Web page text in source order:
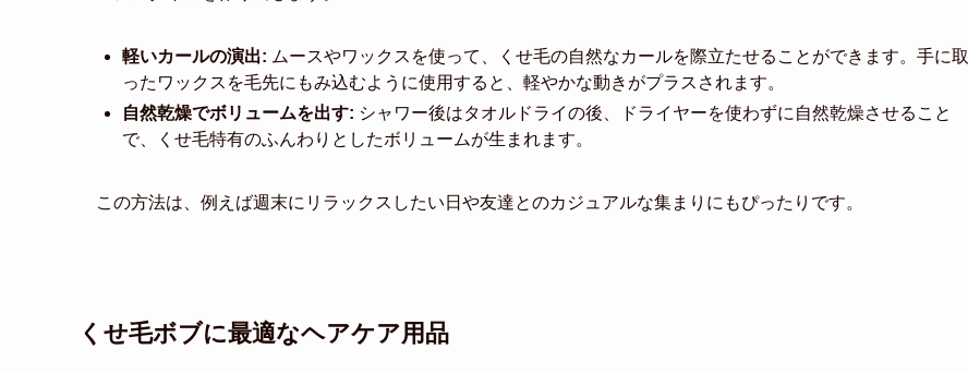
軽いカールの演出: ムースやワックスを使って、くせ毛の自然なカールを際立たせることができます。手に取
ったワックスを毛先にもみ込むように使用すると、軽やかな動きがプラスされます。
自然乾燥でボリュームを出す: シャワー後はタオルドライの後、ドライヤーを使わずに自然乾燥させること
で、くせ毛特有のふんわりとしたボリュームが生まれます。
この方法は、例えば週末にリラックスしたい日や友達とのカジュアルな集まりにもぴったりです。
くせ毛ボブに最適なヘアケア用品